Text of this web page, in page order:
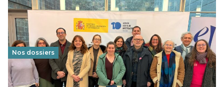
Nos dossiers
Éducation au vivre-ensemble : un échange croisé